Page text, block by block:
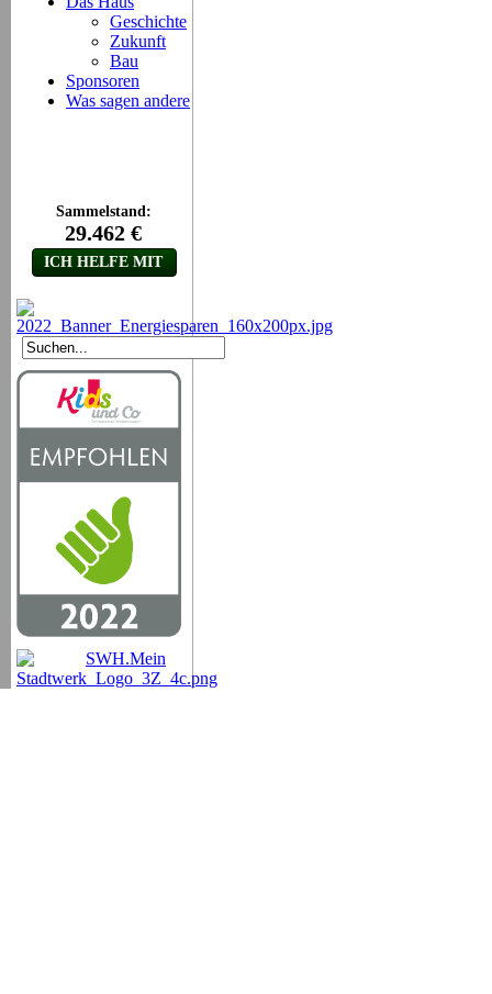
Geschichte
Zukunft
Bau
Sponsoren
Was sagen andere